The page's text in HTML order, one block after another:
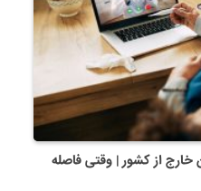
خارج از کشور | وقتی فاصله